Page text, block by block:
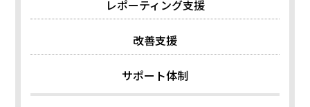
レポーティング支援
改善支援
サポート体制